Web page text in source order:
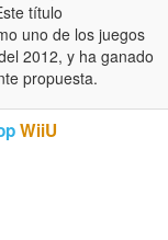
título
uno de los juegos
2012, y ha ganado
propuesta.
WiiU